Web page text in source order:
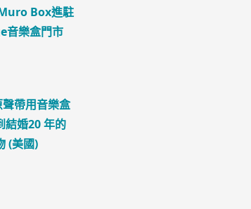
Box進駐
音樂盒門市
帶用音樂盒
結婚20 年的
(美國)